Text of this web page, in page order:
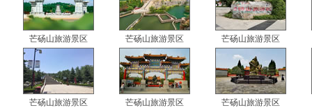
芒砀山旅游景区 芒砀山旅游景区 芒砀山旅游景区
芒砀山旅游景区 芒砀山旅游景区 芒砀山旅游景区